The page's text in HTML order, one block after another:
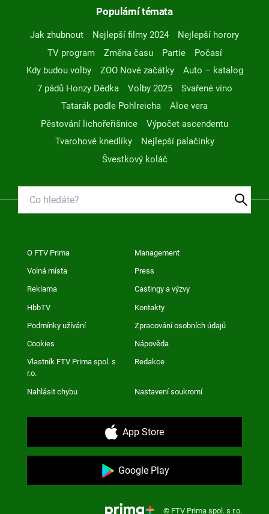
Populární témata
Jak zhubnout Nejlepší filmy 2024
Nejlepší horory
TV program
Změna času Partie
Počasí
Kdy budou volby
ZOO Nové začátky
Auto – katalog
7 pádů Honzy Dědka
Volby 2025
Svařené víno
Tatarák podle Pohlreicha
Aloe vera
Pěstování lichořeřišnice
Výpočet ascendentu
Tvarohové knedlíky
Nejlepší palačinky
Švestkový koláč
O FTV Prima Management
Volná místa Press
Reklama Castingy a výzvy
HbbTV Kontakty
Podmínky užívání Zpracování osobních údajů
Cookies Nápověda
Vlastník FTV Prima spol. s
r.o.
Redakce
Nahlásit chybu Nastavení soukromí
App Store
Google Play
© FTV Prima spol. s r.o.